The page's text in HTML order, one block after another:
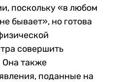
поскольку «в любом
бывает», но готова
совершить
Она также
поданные на